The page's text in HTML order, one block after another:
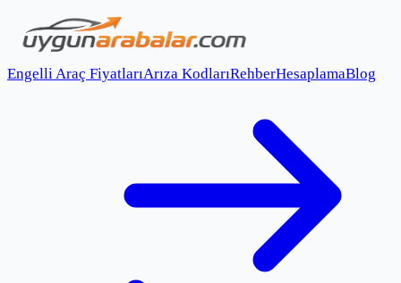
Engelli Araç FiyatlarıArıza KodlarıRehberHesaplamaBlog